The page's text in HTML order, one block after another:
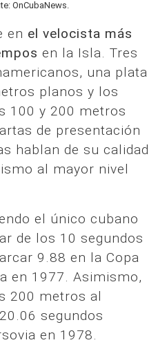
OnCubaNews.
en el velocista más
en la Isla. Tres
una plata
planos y los
100 y 200 metros
de presentación
hablan de su calidad
al mayor nivel
el único cubano
de los 10 segundos
9.88 en la Copa
en 1977. Asimismo,
200 metros al
segundos
en 1978.